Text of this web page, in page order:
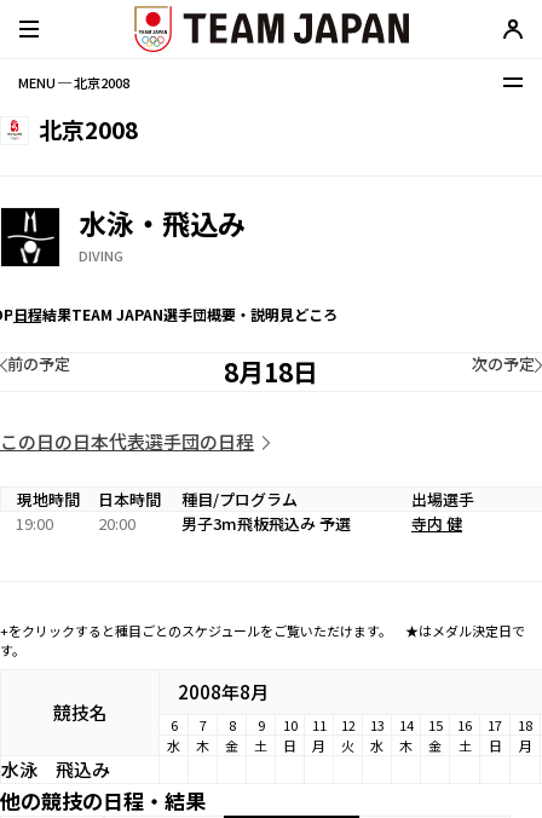
MENU ─ 北京2008
北京2008
水泳・飛込み
DIVING
日程結果TEAM JAPAN選手団概要・説明見どころ
8月18日
前の予定 次の予定
この日の日本代表選手団の日程
現地時間 日本時間 種目/プログラム
出場選手
19:00
20:00 男子3m飛板飛込み 予選 寺内 健
+をクリックすると種目ごとのスケジュールをご覧いただけます。 ★はメダル決定日で
す。
競技名
2008年8月
6 7 8 9 10 11 12 13 14 15 16 17
18
水
木 金 土 日 月 火 水 木 金 土 日 月
水泳 飛込み
他の競技の日程・結果